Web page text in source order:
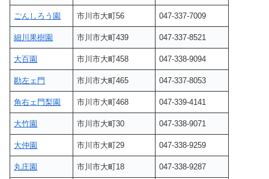
ごんしろう園 市川市大町56 047-337-7009
細川果樹園 市川市大町439 047-337-8521
大百園 市川市大町458 047-338-9094
勘左ェ門 市川市大町465 047-337-8053
角右ェ門梨園 市川市大町468 047-339-4141
大竹園 市川市大町30 047-338-9071
大仲園 市川市大町29 047-338-9259
丸庄園 市川市大町18 047-338-9287